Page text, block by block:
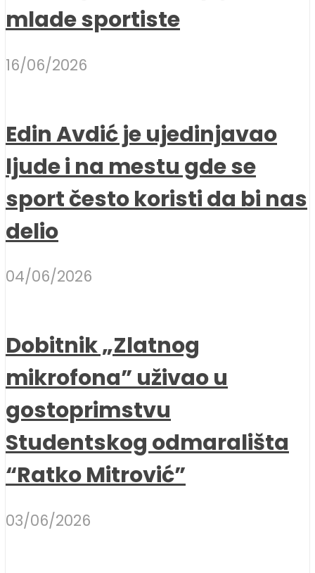
mlade sportiste
16/06/2026
Edin Avdić je ujedinjavao
ljude i na mestu gde se
sport često koristi da bi nas
delio
04/06/2026
Dobitnik „Zlatnog
mikrofona” uživao u
gostoprimstvu
Studentskog odmarališta
“Ratko Mitrović”
03/06/2026